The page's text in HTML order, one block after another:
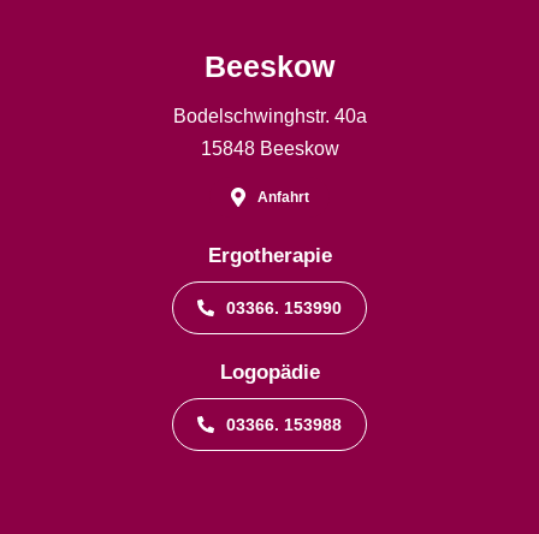
Beeskow
Bodelschwinghstr. 40a
15848 Beeskow
Anfahrt
Ergotherapie
03366. 153990
Logopädie
03366. 153988